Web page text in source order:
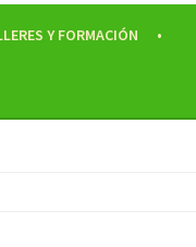
Y FORMACIÓN